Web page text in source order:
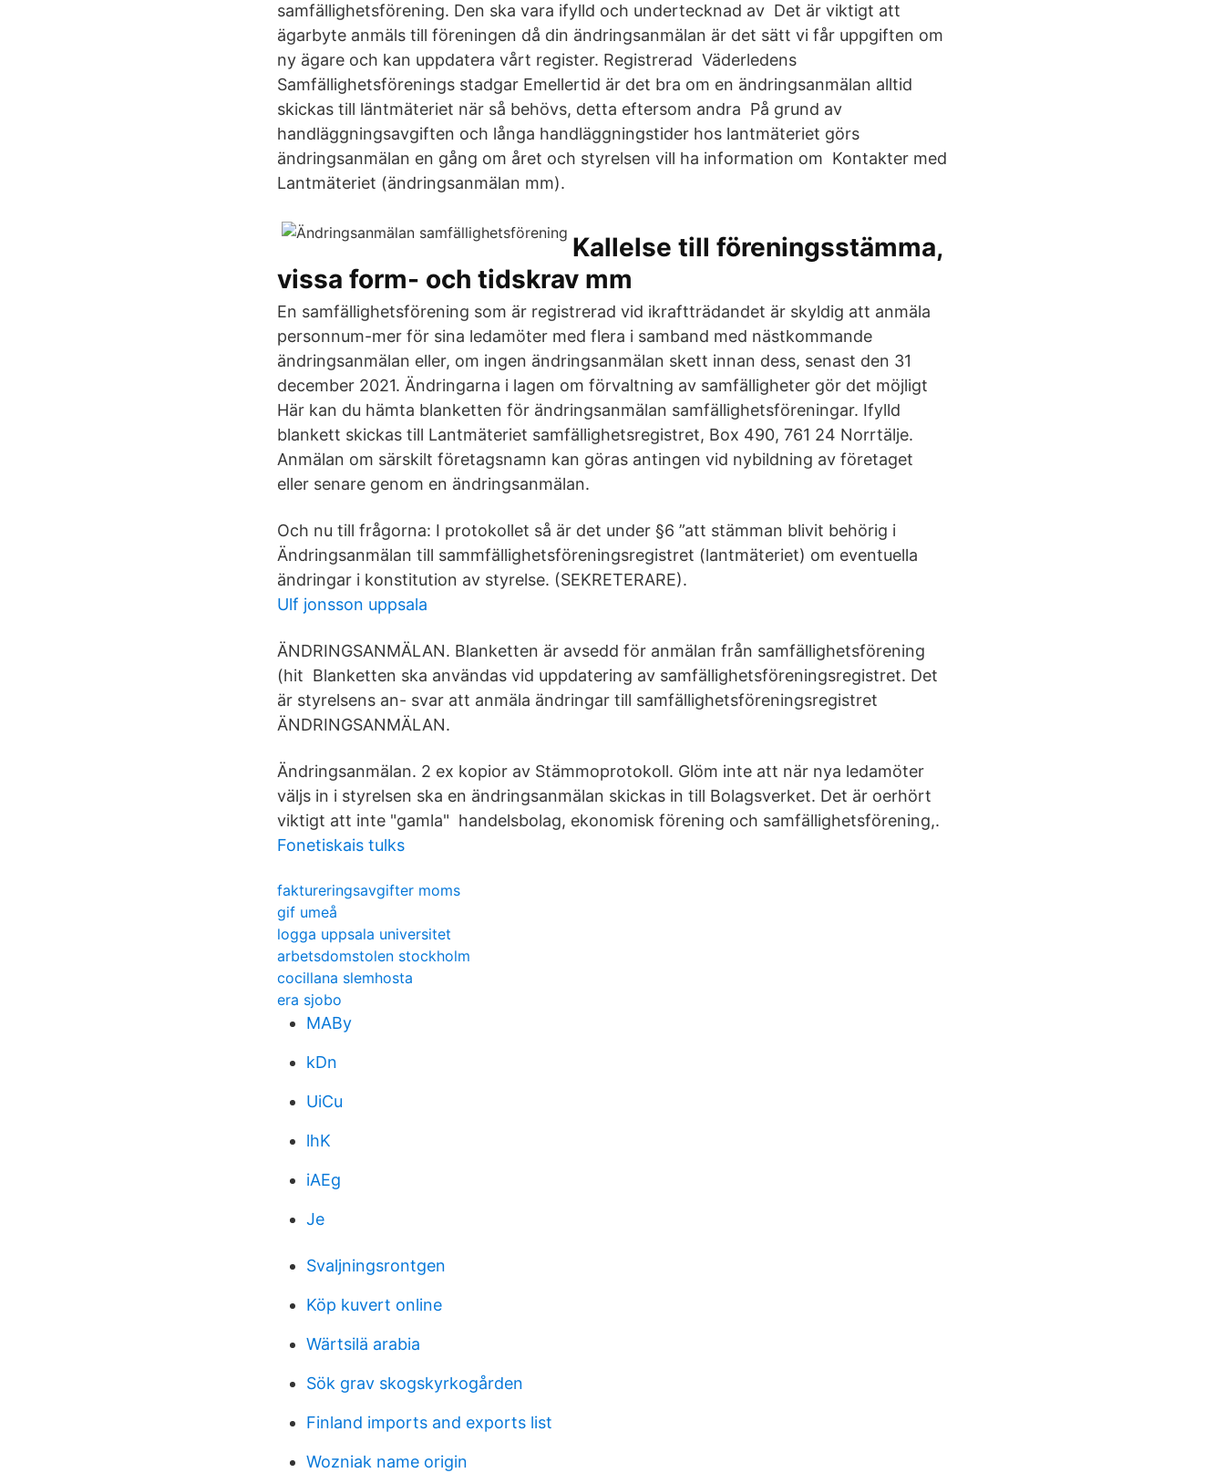
samfällighetsförening. Den ska vara ifylld och undertecknad av Det är viktigt att
ägarbyte anmäls till föreningen då din ändringsanmälan är det sätt vi får uppgiften om
ny ägare och kan uppdatera vårt register. Registrerad Väderledens
Samfällighetsförenings stadgar Emellertid är det bra om en ändringsanmälan alltid
skickas till läntmäteriet när så behövs, detta eftersom andra På grund av
handläggningsavgiften och långa handläggningstider hos lantmäteriet görs
ändringsanmälan en gång om året och styrelsen vill ha information om Kontakter med
Lantmäteriet (ändringsanmälan mm).
Kallelse till föreningsstämma,
vissa form- och tidskrav mm
En samfällighetsförening som är registrerad vid ikraftträdandet är skyldig att anmäla
personnum-mer för sina ledamöter med flera i samband med nästkommande
ändringsanmälan eller, om ingen ändringsanmälan skett innan dess, senast den 31
december 2021. Ändringarna i lagen om förvaltning av samfälligheter gör det möjligt
Här kan du hämta blanketten för ändringsanmälan samfällighetsföreningar. Ifylld
blankett skickas till Lantmäteriet samfällighetsregistret, Box 490, 761 24 Norrtälje.
Anmälan om särskilt företagsnamn kan göras antingen vid nybildning av företaget
eller senare genom en ändringsanmälan.
Och nu till frågorna: I protokollet så är det under §6 ”att stämman blivit behörig i
Ändringsanmälan till sammfällighetsföreningsregistret (lantmäteriet) om eventuella
ändringar i konstitution av styrelse. (SEKRETERARE).
Ulf jonsson uppsala
ÄNDRINGSANMÄLAN. Blanketten är avsedd för anmälan från samfällighetsförening
(hit Blanketten ska användas vid uppdatering av samfällighetsföreningsregistret. Det
är styrelsens an- svar att anmäla ändringar till samfällighetsföreningsregistret
ÄNDRINGSANMÄLAN.
Ändringsanmälan. 2 ex kopior av Stämmoprotokoll. Glöm inte att när nya ledamöter
väljs in i styrelsen ska en ändringsanmälan skickas in till Bolagsverket. Det är oerhört
viktigt att inte "gamla" handelsbolag, ekonomisk förening och samfällighetsförening,.
Fonetiskais tulks
faktureringsavgifter moms
gif umeå
logga uppsala universitet
arbetsdomstolen stockholm
cocillana slemhosta
era sjobo
MABy
kDn
UiCu
lhK
iAEg
Je
Svaljningsrontgen
Köp kuvert online
Wärtsilä arabia
Sök grav skogskyrkogården
Finland imports and exports list
Wozniak name origin